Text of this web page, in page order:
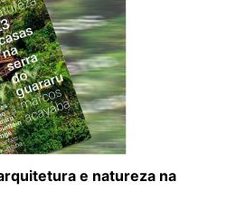
e natureza na